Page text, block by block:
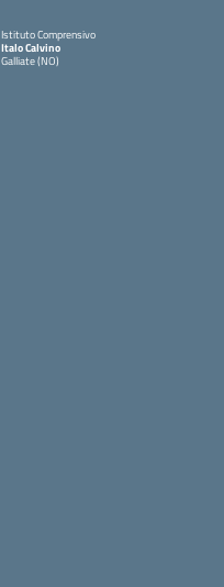
Istituto Comprensivo
Italo Calvino
Galliate (NO)